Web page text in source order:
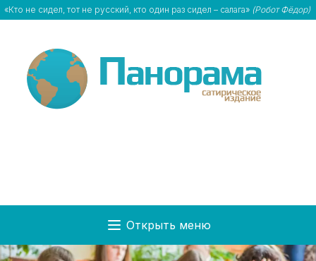
«Кто не сидел, тот не русский, кто один раз сидел – салага» (Робот Фёдор)
Открыть меню